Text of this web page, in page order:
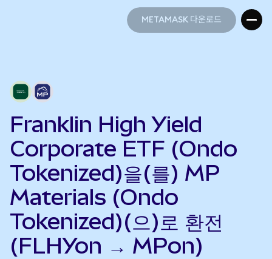
METAMASK 다운로드
Franklin High Yield
Corporate ETF (Ondo
Tokenized)을(를) MP
Materials (Ondo
Tokenized)(으)로 환전
(FLHYon → MPon)